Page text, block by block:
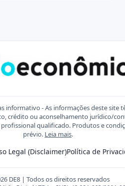
informativo - As informações deste site
crédito ou aconselhamento jurídico/
qualificado. Produtos e
prévio. Leia mais.
Legal (Disclaimer)Política de
DE8 | Todos os direitos reservados